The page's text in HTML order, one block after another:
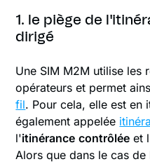
1. le piège de
dirigé
Une SIM M2M utilise les
opérateurs et permet
fil. Pour cela, elle est en
également appelée
l'itinérance contrôlée et l
Alors que dans le cas de